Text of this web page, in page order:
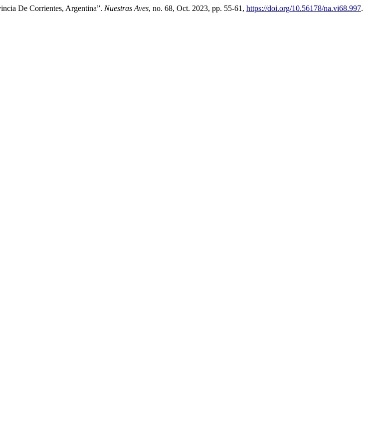
De Corrientes, Argentina”. Nuestras Aves, no. 68, Oct. 2023, pp. 55-61, https://doi.org/10.56178/na.vi68.997.